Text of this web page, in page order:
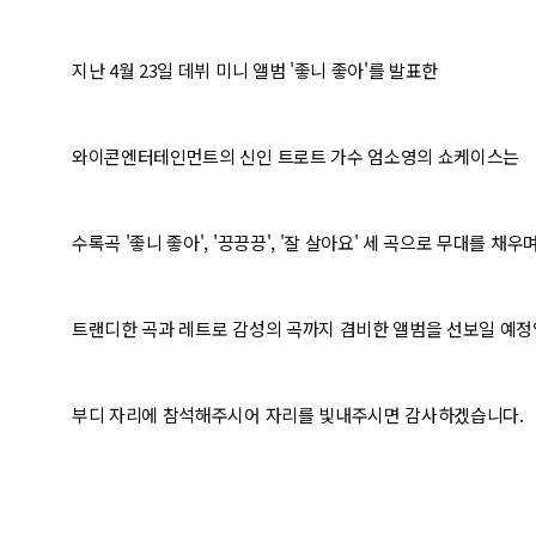
지난 4월 23일 데뷔 미니 앨범 '좋니 좋아'를 발표한
와이콘엔터테인먼트의 신인 트로트 가수 엄소영의 쇼케이스는
수록곡 '좋니 좋아', '끙끙끙', '잘 살아요' 세 곡으로 무대를 채우며
트랜디한 곡과 레트로 감성의 곡까지 겸비한 앨범을 선보일 예
부디 자리에 참석해주시어 자리를 빛내주시면 감사하겠습니다.